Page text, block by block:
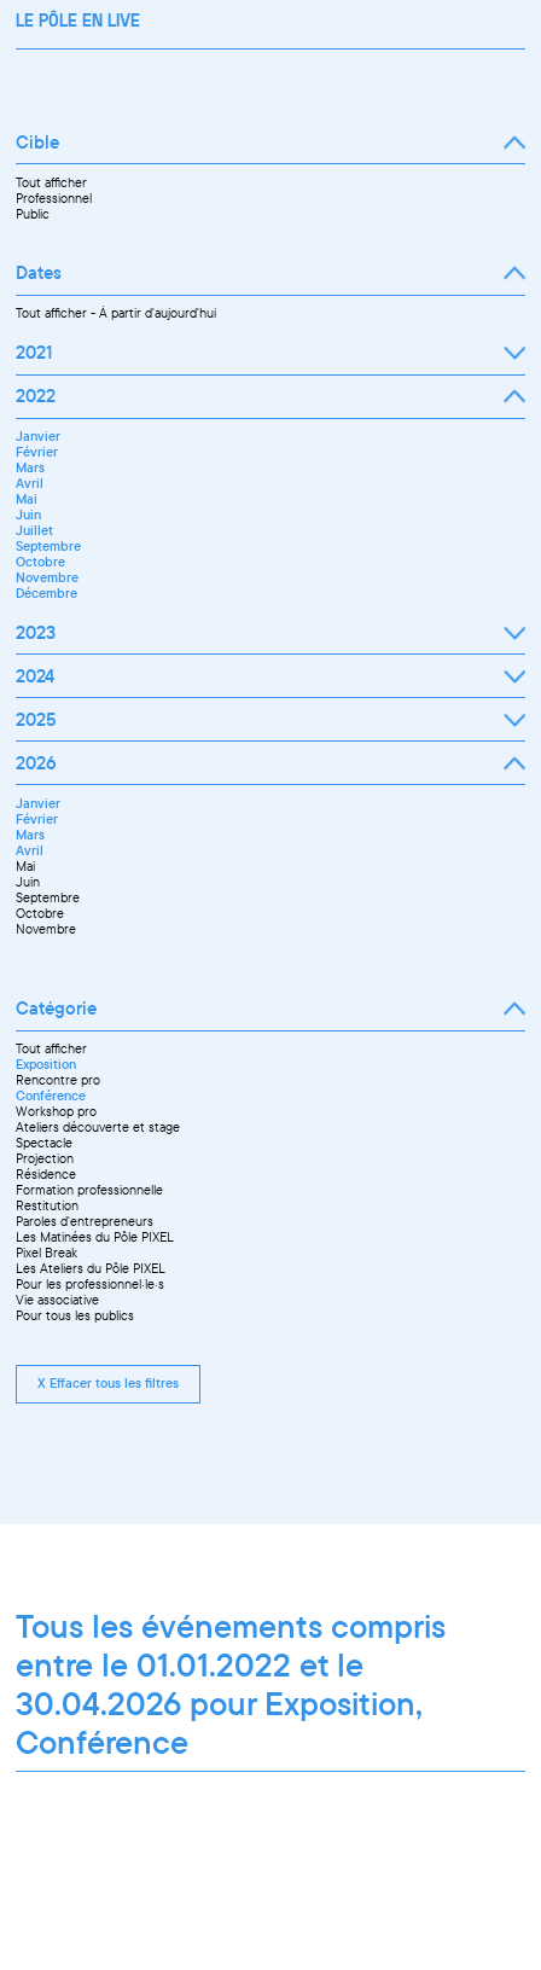
LE PÔLE EN LIVE
Cible
Tout afficher
Professionnel
Public
Dates
Tout afficher-À partir d'aujourd'hui
2021
Septembre
Novembre
Décembre
2022
Janvier
Février
Mars
Avril
Mai
Juin
Juillet
Septembre
Octobre
Novembre
Décembre
2023
Janvier
Février
Mars
Avril
Septembre
Octobre
Novembre
Décembre
2024
Janvier
Février
Mars
Avril
Juin
Juillet
Septembre
Novembre
Décembre
2025
Janvier
Février
Mars
Avril
Mai
Juin
Juillet
Septembre
Octobre
Novembre
Décembre
2026
Janvier
Février
Mars
Avril
Mai
Juin
Septembre
Octobre
Novembre
Catégorie
Tout afficher
Exposition
Rencontre pro
Conférence
Workshop pro
Ateliers découverte et stage
Spectacle
Projection
Résidence
Formation professionnelle
Restitution
Paroles d'entrepreneurs
Les Matinées du Pôle PIXEL
Pixel Break
Les Ateliers du Pôle PIXEL
Pour les professionnel·le·s
Vie associative
Pour tous les publics
X Effacer tous les filtres
Tous les événements compris
entre le 01.01.2022 et le
30.04.2026 pour Exposition,
Conférence